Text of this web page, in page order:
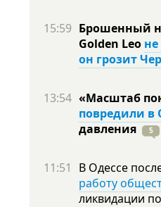
15:59 Брошенный
Golden Leo
он грозит
13:54 «Масштаб
повредили в
давления
5
11:51 В Одессе
работу
ликвидации